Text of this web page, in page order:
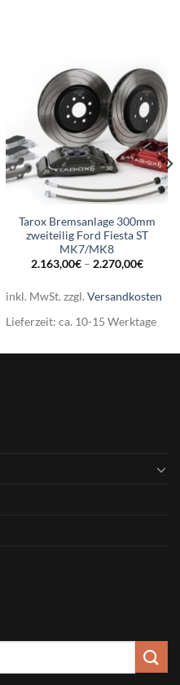
Tarox Bremsanlage 300mm
zweiteilig Ford Fiesta ST
MK7/MK8
2.163,00€– 2.270,00€
inkl. MwSt. zzgl. Versandkosten
Lieferzeit: ca. 10-15 Werktage